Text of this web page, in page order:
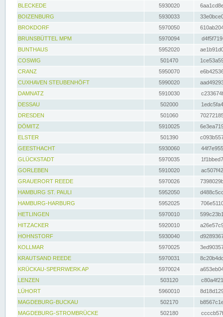
BLECKEDE
5930020
BOIZENBURG
5930033
BROKDORF
5970050
BRUNSBÜTTEL MPM
5970094
BUNTHAUS
5952020
COSWIG
501470
CRANZ
5950070
CUXHAVEN STEUBENHÖFT
5990020
DAMNATZ
5910030
DESSAU
502000
DRESDEN
501060
DÖMITZ
5910025
ELSTER
501390
GEESTHACHT
5930060
GLÜCKSTADT
5970035
GORLEBEN
5910020
GRAUERORT REEDE
5970026
HAMBURG ST. PAULI
5952050
HAMBURG-HARBURG
5952025
HETLINGEN
5970010
HITZACKER
5920010
HOHNSTORF
5930040
KOLLMAR
5970025
KRAUTSAND REEDE
5970031
KRÜCKAU-SPERRWERK AP
5970024
LENZEN
503120
LÜHORT
5960010
MAGDEBURG-BUCKAU
502170
MAGDEBURG-STROMBRÜCKE
502180